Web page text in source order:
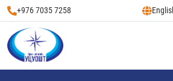
+976 7035 7258